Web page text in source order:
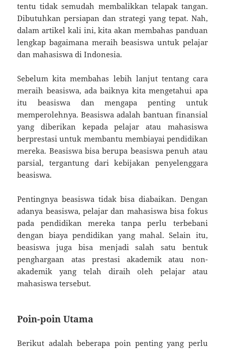
tentu tidak semudah membalikkan telapak tangan.
Dibutuhkan persiapan dan strategi yang tepat. Nah,
dalam artikel kali ini, kita akan membahas panduan
lengkap bagaimana meraih beasiswa untuk pelajar
dan mahasiswa di Indonesia.
Sebelum kita membahas lebih lanjut tentang cara
meraih beasiswa, ada baiknya kita mengetahui apa
itu beasiswa dan mengapa penting untuk
memperolehnya. Beasiswa adalah bantuan finansial
yang diberikan kepada pelajar atau mahasiswa
berprestasi untuk membantu membiayai pendidikan
mereka. Beasiswa bisa berupa beasiswa penuh atau
parsial, tergantung dari kebijakan penyelenggara
beasiswa.
Pentingnya beasiswa tidak bisa diabaikan. Dengan
adanya beasiswa, pelajar dan mahasiswa bisa fokus
pada pendidikan mereka tanpa perlu terbebani
dengan biaya pendidikan yang mahal. Selain itu,
beasiswa juga bisa menjadi salah satu bentuk
penghargaan atas prestasi akademik atau non-
akademik yang telah diraih oleh pelajar atau
mahasiswa tersebut.
Poin-poin Utama
Berikut adalah beberapa poin penting yang perlu